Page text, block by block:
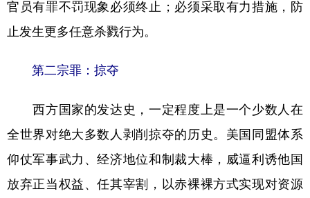
官员有罪不罚现象必须终止；必须采取有力措施，防
止发生更多任意杀戮行为。
第二宗罪：掠夺
西方国家的发达史，一定程度上是一个少数人在
全世界对绝大多数人剥削掠夺的历史。美国同盟体系
仰仗军事武力、经济地位和制裁大棒，威逼利诱他国
放弃正当权益、任其宰割，以赤裸裸方式实现对资源